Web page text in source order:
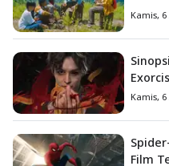
Kamis, 6
Kamis, 6
Film